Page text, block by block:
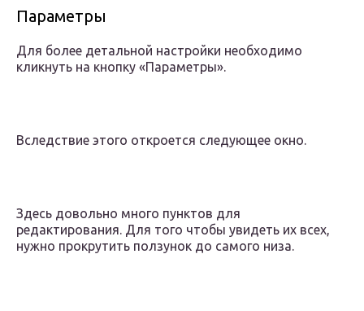
Параметры
Для более детальной настройки необходимо
кликнуть на кнопку «Параметры».
Вследствие этого откроется следующее окно.
Здесь довольно много пунктов для
редактирования. Для того чтобы увидеть их всех,
нужно прокрутить ползунок до самого низа.